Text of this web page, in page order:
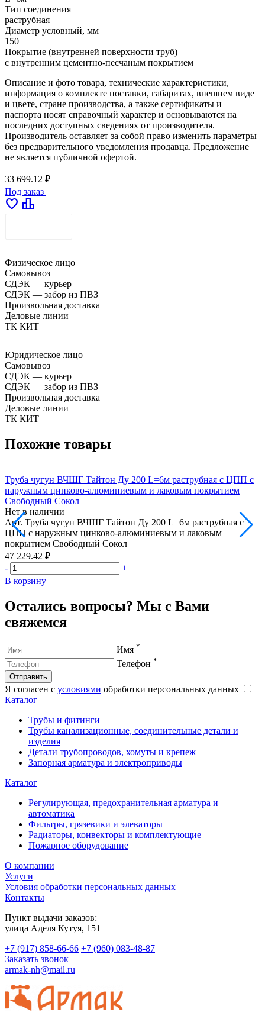
Тип соединения
раструбная
Диаметр условный, мм
150
Покрытие (внутренней поверхности труб)
с внутренним цементно-песчаным покрытием
Описание и фото товара, технические характеристики,
информация о комплекте поставки, габаритах, внешнем виде
и цвете, стране производства, а также сертификаты и
паспорта носят справочный характер и основываются на
последних доступных сведениях от производителя.
Производитель оставляет за собой право изменить параметры
без предварительного уведомления продавца. Предложение
не является публичной офертой.
33 699.12 ₽
Под заказ
favorite leaderboard
Физическое лицо
Самовывоз
СДЭК — курьер
СДЭК — забор из ПВЗ
Произвольная доставка
Деловые линии
ТК КИТ
Юридическое лицо
Самовывоз
СДЭК — курьер
СДЭК — забор из ПВЗ
Произвольная доставка
Деловые линии
ТК КИТ
Похожие товары
Труба чугун ВЧШГ Тайтон Ду 200 L=6м раструбная с ЦПП с
наружным цинково-алюминиевым и лаковым покрытием
Свободный Сокол
Нет в наличии
Арт. Труба чугун ВЧШГ Тайтон Ду 200 L=6м раструбная с
ЦПП с наружным цинково-алюминиевым и лаковым
покрытием Свободный Сокол
47 229.42 ₽
-
+
В корзину
Остались вопросы? Мы с Вами
свяжемся
Имя *
Телефон *
Отправить
Я согласен с условиями обработки персональных данных
Каталог
Трубы и фитинги
Трубы канализационные, соединительные детали и
изделия
Детали трубопроводов, хомуты и крепеж
Запорная арматура и электроприводы
Каталог
Регулирующая, предохранительная арматура и
автоматика
Фильтры, грязевики и элеваторы
Радиаторы, конвекторы и комплектующие
Пожарное оборудование
О компании
Услуги
Условия обработки персональных данных
Контакты
Пункт выдачи заказов:
​улица Аделя Кутуя, 151
+7 (917) 858-66-66 +7 (960) 083-48-87
Заказать звонок
armak-nh@mail.ru